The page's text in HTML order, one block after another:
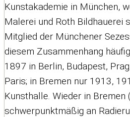
Kunstakademie in München,
Malerei und Roth Bildhauerei
Mitglied der Münchener
diesem Zusammenhang
1897 in Berlin, Budapest,
Paris; in Bremen nur 1913,
Kunsthalle. Wieder in
schwerpunktmäßig an